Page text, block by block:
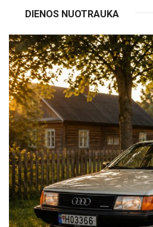
DIENOS NUOTRAUKA